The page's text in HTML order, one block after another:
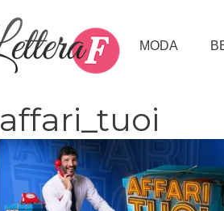
MODA
affari_tuoi